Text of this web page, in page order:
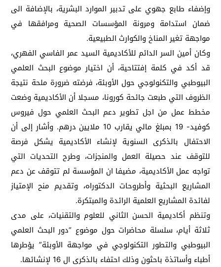
وإضفاء طابع جهوي على تدبير الموارد البشرية، بالإضافة الى
ضمان استدامة ومرونة المؤسسات الصحية ومرافقها في
مواجهة تغير المناخ والكوارث الطبيعية.
وكان أمين السر الدائم للأكاديمية السيد عمر الفاسي الفهري،
قد أكد في كلمة إفتتاحية، أن اختيار موضوع البحث العلمي
البيوطبي والتكنولوجي حول الأوبئة، فرضته ضرورة ملحة نتيجة
الظروف التي طبعت جائحة كورونا، مسجلا أن الأكاديمية وضعت
مخطط عمل من اجل تطوير دعم البحث العلمي حول فيروس
كوفيد- 19 بمبلغ مالي يقارب 10 ملايين درهم. وأشار إلى أن
الاحتفال بالذكرى السنوية لإنشاء الأكاديمية يشكل فرصة
للتوقف عند حصيلة العمل والمنجزات، وطرح التحديات التي
تواجه عمل الأكاديمية، مضيفا ان المؤسسة لم تتوقف عن دعم
المشاريع البحثية وأطروحات الدكتوراه، وتقديم منح الإمتياز
لفائدة المشاريع العلمية الرائدة والمبتكرة.
وتنظم أكاديمية الحسن الثاني للعلوم والتقنيات، على مدى
ثلاثة أيام، سلسلة محاضرات حول موضوع “دور البحث العلمي
البيوطبي والتطور التكنولوجي في مواجهة الأوبئة” يؤطرها
أطباء وأساتذة باحثون وذلك احتفاء بالذكرى ال 16 لإنشائها.